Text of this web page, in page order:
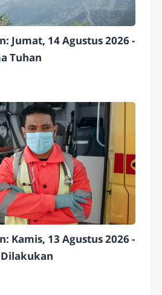
Jumat, 14 Agustus 2026 -
Tuhan
Kamis, 13 Agustus 2026 -